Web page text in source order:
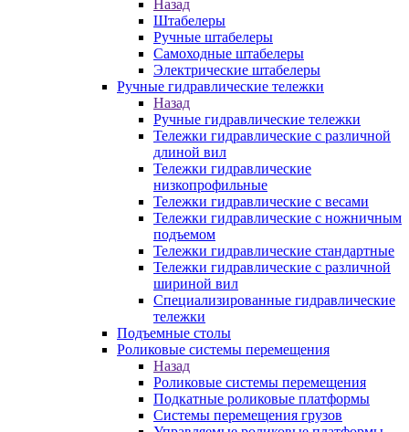
Назад
Штабелеры
Ручные штабелеры
Самоходные штабелеры
Электрические штабелеры
Ручные гидравлические тележки
Назад
Ручные гидравлические тележки
Тележки гидравлические с различной
длиной вил
Тележки гидравлические
низкопрофильные
Тележки гидравлические с весами
Тележки гидравлические с ножничным
подъемом
Тележки гидравлические стандартные
Тележки гидравлические с различной
шириной вил
Специализированные гидравлические
тележки
Подъемные столы
Роликовые системы перемещения
Назад
Роликовые системы перемещения
Подкатные роликовые платформы
Системы перемещения грузов